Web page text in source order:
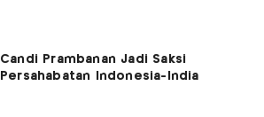
Candi Prambanan Jadi Saksi
Persahabatan Indonesia-India